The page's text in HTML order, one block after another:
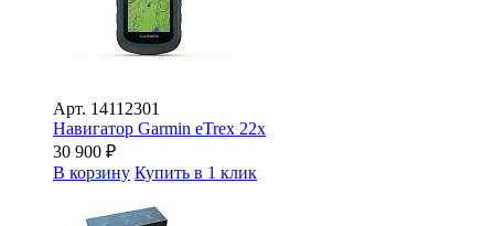
Арт. 14112301
Навигатор Garmin eTrex 22х
30 900 ₽
В корзину Купить в 1 клик